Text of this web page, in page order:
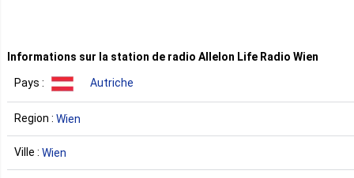
Informations sur la station de radio Allelon Life Radio Wien
Pays : Autriche
Region : Wien
Ville : Wien